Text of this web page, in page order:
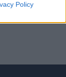
Policy